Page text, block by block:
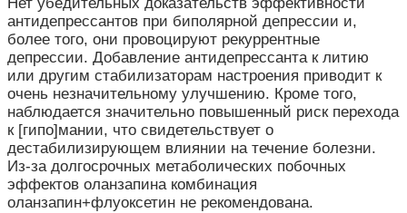
Нет убедительных доказательств эффективности
антидепрессантов при биполярной депрессии и,
более того, они провоцируют рекуррентные
депрессии. Добавление антидепрессанта к литию
или другим стабилизаторам настроения приводит к
очень незначительному улучшению. Кроме того,
наблюдается значительно повышенный риск перехода
к [гипо]мании, что свидетельствует о
дестабилизирующем влиянии на течение болезни.
Из-за долгосрочных метаболических побочных
эффектов оланзапина комбинация
оланзапин+флуоксетин не рекомендована.